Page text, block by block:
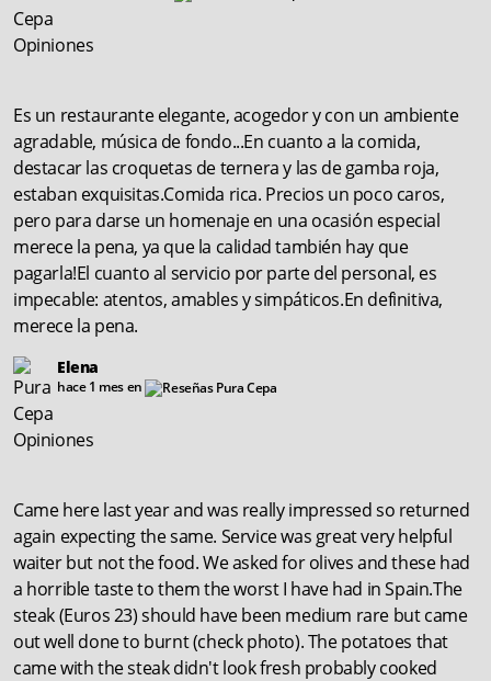
Es un restaurante elegante, acogedor y con un ambiente
agradable, música de fondo...En cuanto a la comida,
destacar las croquetas de ternera y las de gamba roja,
estaban exquisitas.Comida rica. Precios un poco caros,
pero para darse un homenaje en una ocasión especial
merece la pena, ya que la calidad también hay que
pagarla!El cuanto al servicio por parte del personal, es
impecable: atentos, amables y simpáticos.En definitiva,
merece la pena.
Elena
hace 1 mes en
Came here last year and was really impressed so returned
again expecting the same. Service was great very helpful
waiter but not the food. We asked for olives and these had
a horrible taste to them the worst I have had in Spain.The
steak (Euros 23) should have been medium rare but came
out well done to burnt (check photo). The potatoes that
came with the steak didn't look fresh probably cooked